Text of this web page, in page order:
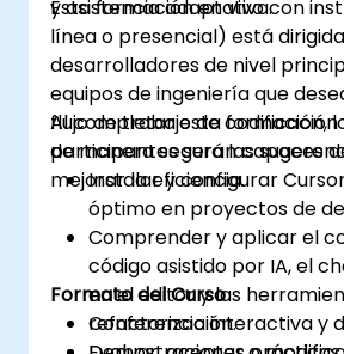
y asistencia adaptativa.
Esta formación en vivo con
línea o presencial) está
desarrolladores de nivel
equipos de ingeniería que
flujo de trabajo de
de manera segura las
mejorar la eficiencia.
Al completar esta formación,
participantes serán capaces
Instalar y configurar
óptimo en proyectos de
Comprender y aplicar el
código asistido por IA, el
en el editor y las
refactorización.
Formato del Curso
Conferencia interactiva y